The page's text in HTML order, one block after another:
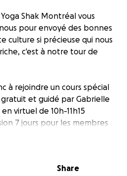
Shak Montréal vous
pour envoyé des bonnes
culture si précieuse qui nous
c'est à notre tour de
à rejoindre un cours spécial
et guidé par Gabrielle
virtuel de 10h-11h15
7 jours pour les membres
et de créer un vortex
Share